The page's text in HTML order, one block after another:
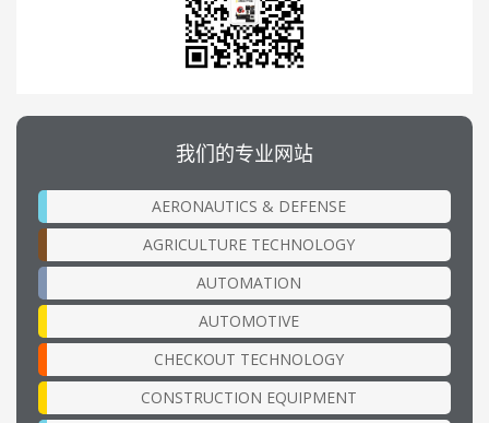
我们的专业网站
AERONAUTICS & DEFENSE
AGRICULTURE TECHNOLOGY
AUTOMATION
AUTOMOTIVE
CHECKOUT TECHNOLOGY
CONSTRUCTION EQUIPMENT